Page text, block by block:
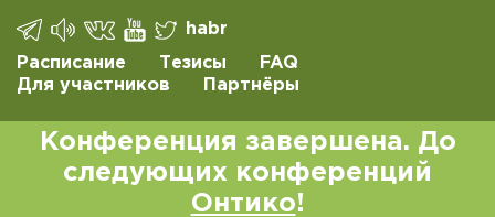
habr
Расписание Тезисы
FAQ
Для участников
Партнёры
Конференция завершена. До
следующих конференций
Онтико!